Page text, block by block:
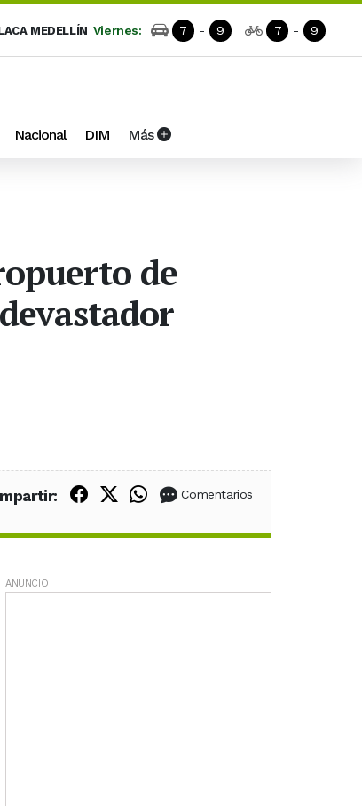
MEDELLÍN Viernes: 7 - 9 7 - 9
Nacional DIM Más
de
Compartir en Facebook
Compartir en X (Twitter)
Compartir en WhatsApp
Comentarios
ANUNCIO